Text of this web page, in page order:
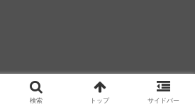
か」Blu-ray予約受付開始！ア
、米津玄師による主題歌「地球
検索 トップ サイドバー